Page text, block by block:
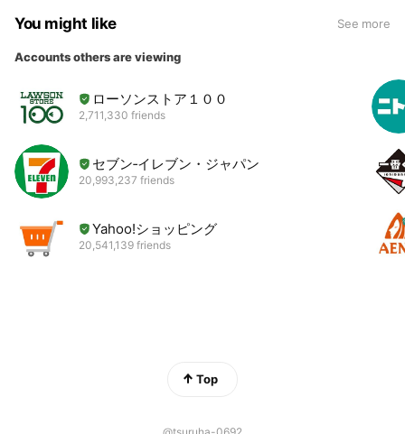
You might like See more
Accounts others are viewing
ローソンストア１００
2,711,330 friends
セブン‐イレブン・ジャパン
20,993,237 friends
Yahoo!ショッピング
20,541,139 friends
Top